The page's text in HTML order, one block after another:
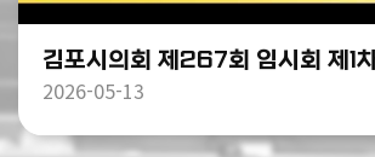
2026-05-13